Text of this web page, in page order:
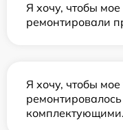
Я хочу, чтобы мое
ремонтировали
Я хочу, чтобы мое
комплектующими.